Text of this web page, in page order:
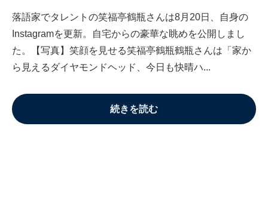
落語家でタレントの笑福亭鶴瓶さんは8月20日、自身の
Instagramを更新。自宅からの豪華な眺めを公開しまし
た。【写真】笑顔を見せる笑福亭鶴瓶鶴瓶さんは「家か
ら見えるダイヤモンドヘッド、今日も快晴ハ...
続きを読む